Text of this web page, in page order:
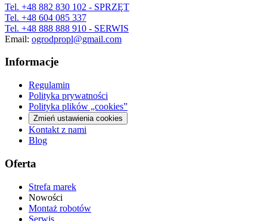
Tel. +48 882 830 102 - SPRZĘT
Tel. +48 604 085 337
Tel. +48 888 888 910 - SERWIS
Email: ogrodpropl@gmail.com
Informacje
Regulamin
Polityka prywatności
Polityka plików „cookies”
Zmień ustawienia cookies
Kontakt z nami
Blog
Oferta
Strefa marek
Nowości
Montaż robotów
Serwis